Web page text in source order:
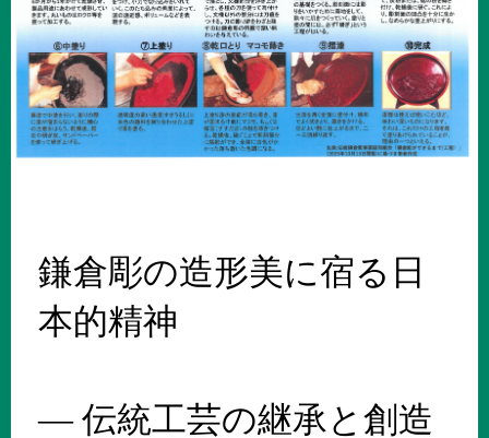
鎌倉彫の造形美に宿る日
本的精神
― 伝統工芸の継承と創造